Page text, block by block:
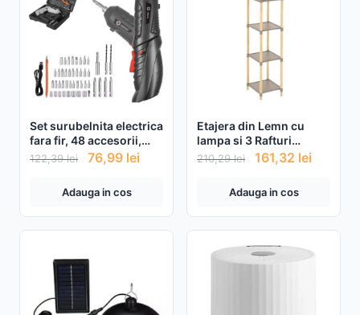
Set surubelnita electrica
fara fir, 48 accesorii,
baterie reincarcabila
122,39lei 76,99 lei
Adauga in cos
Etajera din Lemn cu
lampa si 3 Rafturi
29x25x133cm
210,29lei 161,32 lei
Adauga in cos